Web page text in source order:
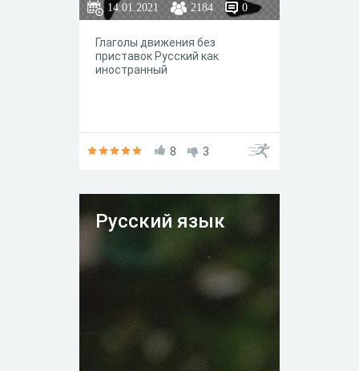
плавать.
14.01.2021 2184 0
Глаголы движения без
приставок Русский как
иностранный
8 3
Русский язык